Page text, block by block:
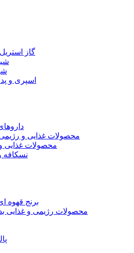
گاز
اسپری و
محصولات غذایی و رژیمی
محصولات غذایی
برنج قهوه
محصولات رژیمی و غذایی